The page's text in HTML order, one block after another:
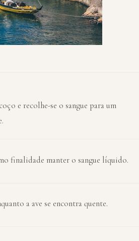
e recolhe-se o sangue para um
finalidade manter o sangue líquido.
a ave se encontra quente.